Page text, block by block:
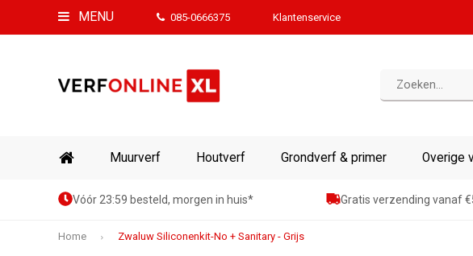
MENU 085-0666375 Klantenservice
Muurverf Houtverf Grondverf & primer Overige
Vóór 23:59 besteld, morgen in huis* Gratis verzending vanaf
Home Zwaluw Siliconenkit-No + Sanitary - Grijs